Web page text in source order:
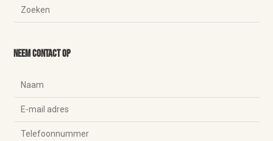
Neem contact op